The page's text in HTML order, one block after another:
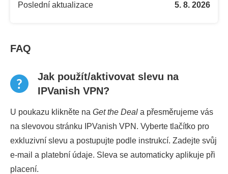
Poslední aktualizace 5. 8. 2026
FAQ
Jak použít/aktivovat slevu na
IPVanish VPN?
U poukazu klikněte na Get the Deal a přesměrujeme vás
na slevovou stránku IPVanish VPN. Vyberte tlačítko pro
exkluzivní slevu a postupujte podle instrukcí. Zadejte svůj
e-mail a platební údaje. Sleva se automaticky aplikuje při
placení.